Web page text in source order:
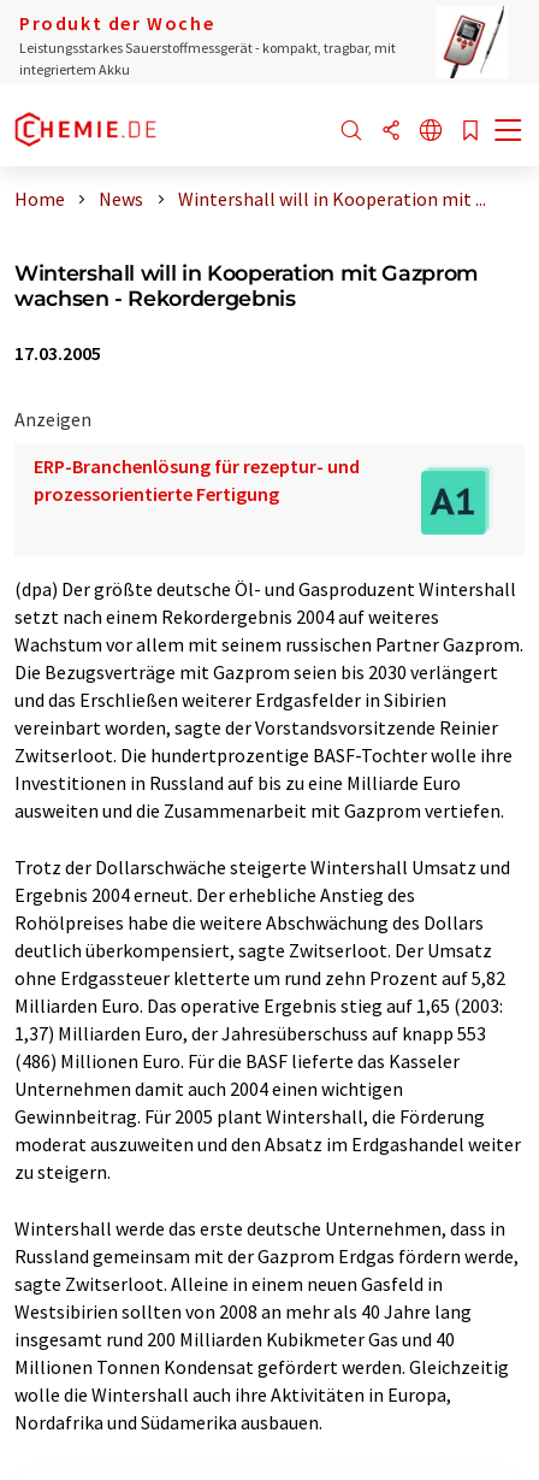
Produkt der Woche
Leistungsstarkes Sauerstoffmessgerät - kompakt, tragbar, mit
integriertem Akku
Home News Wintershall will in Kooperation mit ...
Wintershall will in Kooperation mit Gazprom
wachsen - Rekordergebnis
17.03.2005
Anzeigen
ERP-Branchenlösung für rezeptur- und
prozessorientierte Fertigung
(dpa) Der größte deutsche Öl- und Gasproduzent Wintershall
setzt nach einem Rekordergebnis 2004 auf weiteres
Wachstum vor allem mit seinem russischen Partner Gazprom.
Die Bezugsverträge mit Gazprom seien bis 2030 verlängert
und das Erschließen weiterer Erdgasfelder in Sibirien
vereinbart worden, sagte der Vorstandsvorsitzende Reinier
Zwitserloot. Die hundertprozentige BASF-Tochter wolle ihre
Investitionen in Russland auf bis zu eine Milliarde Euro
ausweiten und die Zusammenarbeit mit Gazprom vertiefen.
Trotz der Dollarschwäche steigerte Wintershall Umsatz und
Ergebnis 2004 erneut. Der erhebliche Anstieg des
Rohölpreises habe die weitere Abschwächung des Dollars
deutlich überkompensiert, sagte Zwitserloot. Der Umsatz
ohne Erdgassteuer kletterte um rund zehn Prozent auf 5,82
Milliarden Euro. Das operative Ergebnis stieg auf 1,65 (2003:
1,37) Milliarden Euro, der Jahresüberschuss auf knapp 553
(486) Millionen Euro. Für die BASF lieferte das Kasseler
Unternehmen damit auch 2004 einen wichtigen
Gewinnbeitrag. Für 2005 plant Wintershall, die Förderung
moderat auszuweiten und den Absatz im Erdgashandel weiter
zu steigern.
Wintershall werde das erste deutsche Unternehmen, dass in
Russland gemeinsam mit der Gazprom Erdgas fördern werde,
sagte Zwitserloot. Alleine in einem neuen Gasfeld in
Westsibirien sollten von 2008 an mehr als 40 Jahre lang
insgesamt rund 200 Milliarden Kubikmeter Gas und 40
Millionen Tonnen Kondensat gefördert werden. Gleichzeitig
wolle die Wintershall auch ihre Aktivitäten in Europa,
Nordafrika und Südamerika ausbauen.